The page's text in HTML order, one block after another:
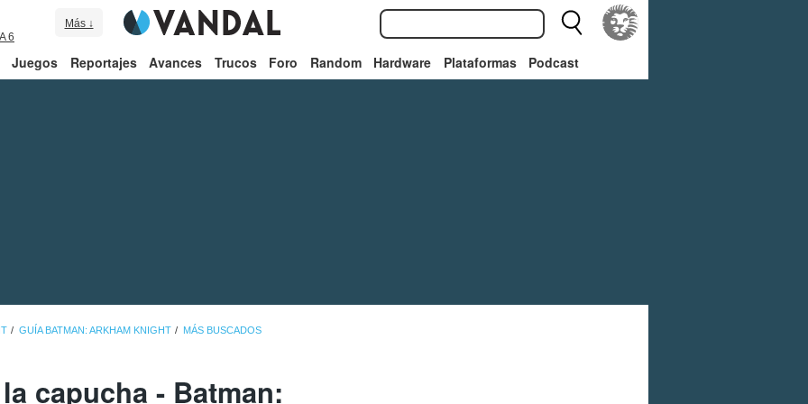
6
Más ↓
Juegos Reportajes Avances Trucos Foro Random Hardware Plataformas Podcast
GUÍA BATMAN: ARKHAM KNIGHT MÁS BUSCADOS
capucha - Batman: